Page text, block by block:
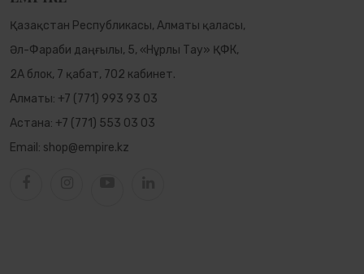
Қазақстан Республикасы, Алматы қаласы,
Әл-Фараби даңғылы, 5, «Нұрлы Тау» ҚФК,
2А блок, 7 қабат, 702 кабинет.
Алматы: +7 (771) 993 93 03
Астана: +7 (771) 553 03 03
Email: shop@empire.kz